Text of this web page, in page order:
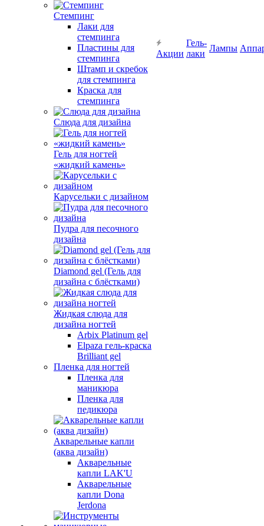
Стемпинг
Лаки для
стемпинга
Пластины для
стемпинга
Штамп и скребок
для стемпинга
Краска для
стемпинга
Слюда для дизайна
Гель для ногтей
«жидкий камень»
Карусельки с дизайном
Пудра для песочного
дизайна
Diamond gel (Гель для
дизайна с блёстками)
Жидкая слюда для
дизайна ногтей
Arbix Platinum gel
Elpaza гель-краска
Brilliant gel
Пленка для ногтей
Пленка для
маникюра
Пленка для
педикюра
Акварельные капли
(аква дизайн)
Акварельные
капли LAK'U
Акварельные
капли Dona
Jerdona
Акции
Гель-
лаки
Лампы